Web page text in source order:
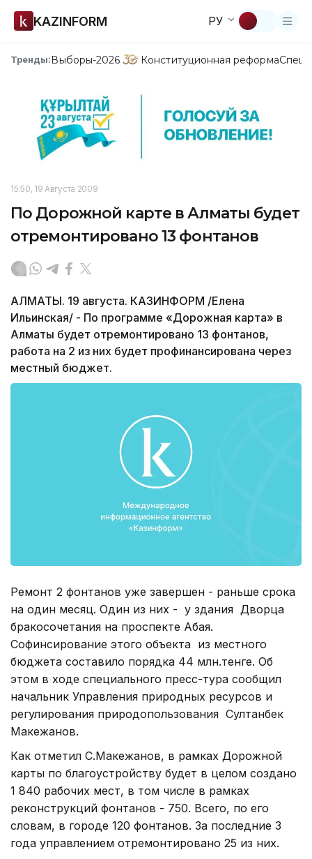
KAZINFORM РУ
Тренды:Выборы-2026 Конституционная реформа
15:50, 19 Августа 2009
По Дорожной карте в Алматы будет
отремонтировано 13 фонтанов
АЛМАТЫ. 19 августа. КАЗИНФОРМ /Елена
Ильинская/ - По программе «Дорожная карта» в
Алматы будет отремонтировано 13 фонтанов,
работа на 2 из них будет профинансирована через
местный бюджет.
Ремонт 2 фонтанов уже завершен - раньше срока
на один месяц. Один из них - у здания Дворца
бракосочетания на проспекте Абая.
Софинсирование этого объекта из местного
бюджета составило порядка 44 млн.тенге. Об
этом в ходе специального пресс-тура сообщил
начальник Управления природных ресурсов и
регулирования природопользования Султанбек
Макежанов.
Как отметил С.Макежанов, в рамках Дорожной
карты по благоустройству будет в целом создано
1 840 рабочих мест, в том числе в рамках
реконструкций фонтанов - 750. Всего, по его
словам, в городе 120 фонтанов. За последние 3
года управлением отремонтировано 25 из них.